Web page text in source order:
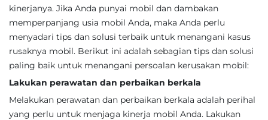
kinerjanya. Jika Anda punyai mobil dan dambakan
memperpanjang usia mobil Anda, maka Anda perlu
menyadari tips dan solusi terbaik untuk menangani kasus
rusaknya mobil. Berikut ini adalah sebagian tips dan solusi
paling baik untuk menangani persoalan kerusakan mobil:
Lakukan perawatan dan perbaikan berkala
Melakukan perawatan dan perbaikan berkala adalah perihal
yang perlu untuk menjaga kinerja mobil Anda. Lakukan